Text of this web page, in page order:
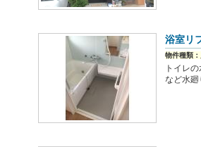
浴室リ
物件種類
トイレ
など水廻